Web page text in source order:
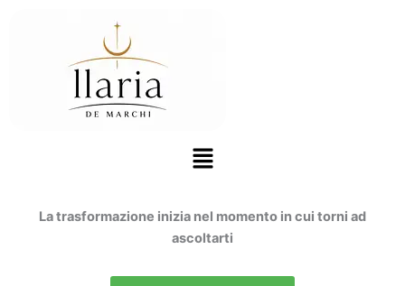
Menu
La trasformazione inizia nel momento in cui torni ad
ascoltarti